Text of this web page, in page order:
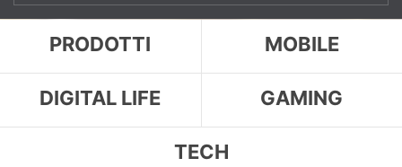
PRODOTTI MOBILE
DIGITAL LIFE GAMING
TECH